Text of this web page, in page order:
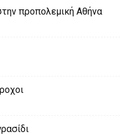
προπολεμική Αθήνα